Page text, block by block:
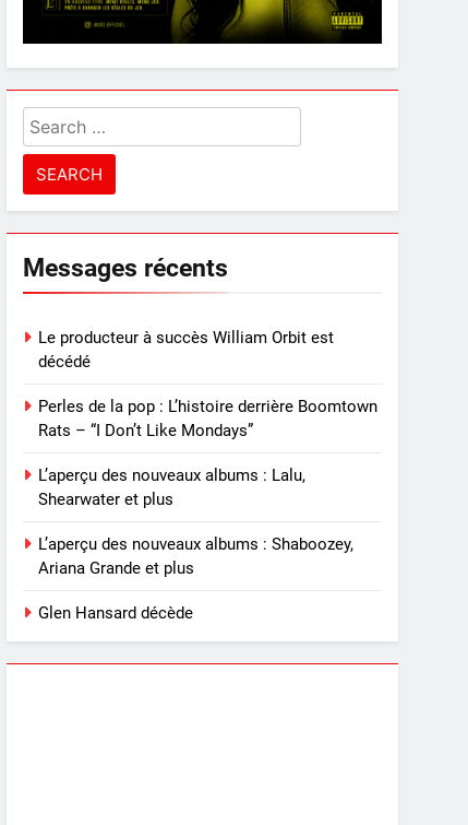
Search
for:
Messages récents
Le producteur à succès William Orbit est
décédé
Perles de la pop : L’histoire derrière Boomtown
Rats – “I Don’t Like Mondays”
L’aperçu des nouveaux albums : Lalu,
Shearwater et plus
L’aperçu des nouveaux albums : Shaboozey,
Ariana Grande et plus
Glen Hansard décède